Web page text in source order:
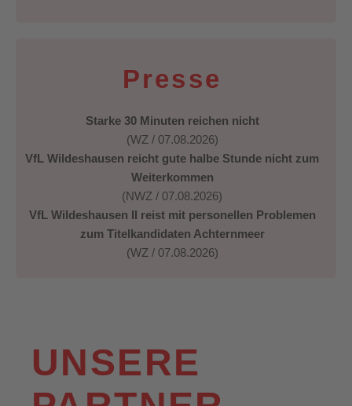
Presse
Starke 30 Minuten reichen nicht
(WZ / 07.08.2026)
VfL Wildeshausen reicht gute halbe Stunde nicht zum
Weiterkommen
(NWZ / 07.08.2026)
VfL Wildeshausen II reist mit personellen Problemen
zum Titelkandidaten Achternmeer
(WZ / 07.08.2026)
UNSERE